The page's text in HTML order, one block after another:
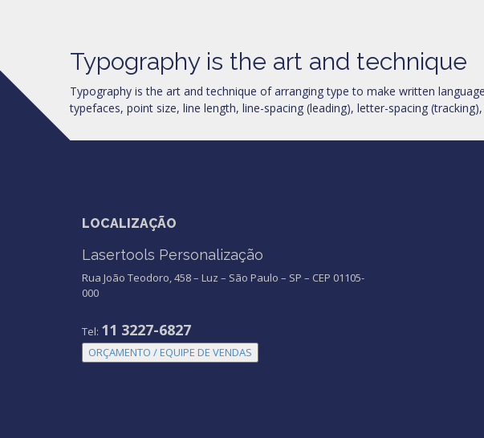
Typography is the art and technique
Typography is the art and technique of arranging type to make written
typefaces, point size, line length, line-spacing (leading), letter-spacing
LOCALIZAÇÃO
Lasertools Personalização
Rua João Teodoro, 458 – Luz – São Paulo – SP – CEP 01105-
000
Tel: 11 3227-6827
ORÇAMENTO / EQUIPE DE VENDAS